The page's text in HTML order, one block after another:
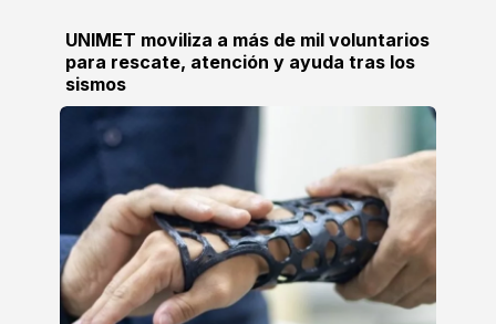
UNIMET moviliza a más de mil voluntarios
para rescate, atención y ayuda tras los
sismos